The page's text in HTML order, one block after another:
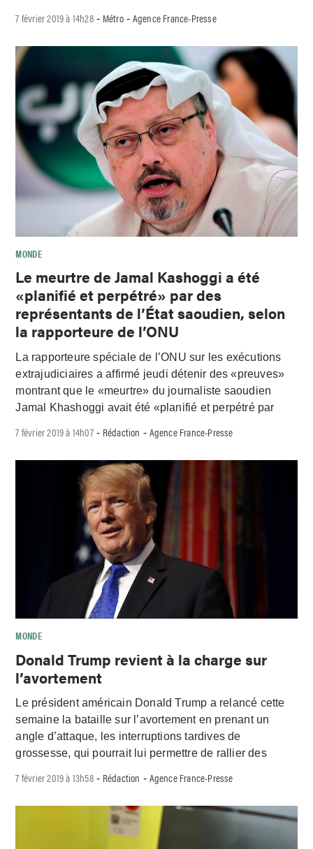
7 février 2019 à 14h28- Métro- Agence France-Presse
MONDE
Le meurtre de Jamal Kashoggi a été
«planifié et perpétré» par des
représentants de l’État saoudien, selon
la rapporteure de l’ONU
La rapporteure spéciale de l’ONU sur les exécutions
extrajudiciaires a affirmé jeudi détenir des «preuves»
montrant que le «meurtre» du journaliste saoudien
Jamal Khashoggi avait été «planifié et perpétré par
7 février 2019 à 14h07- Rédaction - Agence France-Presse
MONDE
Donald Trump revient à la charge sur
l’avortement
Le président américain Donald Trump a relancé cette
semaine la bataille sur l’avortement en prenant un
angle d’attaque, les interruptions tardives de
grossesse, qui pourrait lui permettre de rallier des
7 février 2019 à 13h58- Rédaction - Agence France-Presse